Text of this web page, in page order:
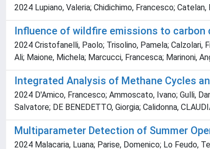
2024 Lupiano, Valeria; Chidichimo, Francesco;
Influence of wildfire emissions to carbon
2024 Cristofanelli, Paolo; Trisolino, Pamela; Calzolari,
Ali; Maione, Michela; Marcucci, Francesca; Marinoni,
Integrated Analysis of Methane Cycles
2024 D'Amico, Francesco; Ammoscato, Ivano; Gulli,
Salvatore; DE BENEDETTO, Giorgia; Calidonna,
Multiparameter Detection of Summer
2024 Malacaria, Luana; Parise, Domenico; Lo Feudo,